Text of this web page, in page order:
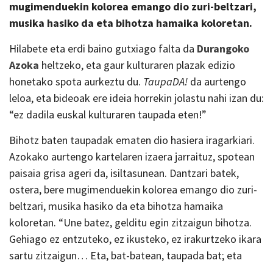
mugimenduekin kolorea emango dio zuri-beltzari,
musika hasiko da eta bihotza hamaika koloretan.
Hilabete eta erdi baino gutxiago falta da Durangoko
Azoka heltzeko, eta gaur kulturaren plazak edizio
honetako spota aurkeztu du. TaupaDA! da aurtengo
leloa, eta bideoak ere ideia horrekin jolastu nahi izan du:
“ez dadila euskal kulturaren taupada eten!”
Bihotz baten taupadak ematen dio hasiera iragarkiari.
Azokako aurtengo kartelaren izaera jarraituz, spotean
paisaia grisa ageri da, isiltasunean. Dantzari batek,
ostera, bere mugimenduekin kolorea emango dio zuri-
beltzari, musika hasiko da eta bihotza hamaika
koloretan. “Une batez, gelditu egin zitzaigun bihotza.
Gehiago ez entzuteko, ez ikusteko, ez irakurtzeko ikara
sartu zitzaigun… Eta, bat-batean, taupada bat; eta